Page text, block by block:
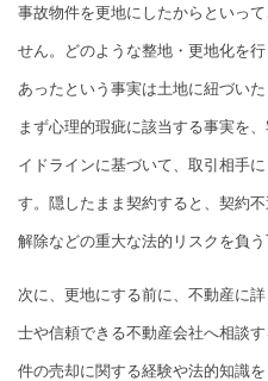
事故物件を更地にしたからといっ
せん。どのような整地・更地化を
あったという事実は土地に紐づい
まず心理的瑕疵に該当する事実を
イドラインに基づいて、取引相手
す。隠したまま契約すると、契約
解除などの重大な法的リスクを負う
次に、更地にする前に、不動産に
士や信頼できる不動産会社へ相談
件の売却に関する経験や法的知識